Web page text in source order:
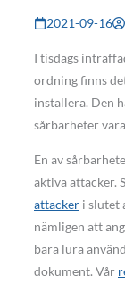
2021-09-16
I tisdags
ordning finns
installera. Den
sårbarheter
En av
aktiva attacker.
attacker i slutet
nämligen att
bara lura
dokument. Vår